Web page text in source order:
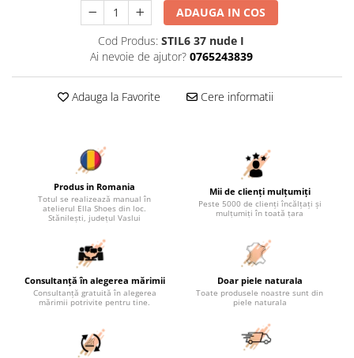
ADAUGA IN COS
Cod Produs: STIL6 37 nude I
Ai nevoie de ajutor? 0765243839
Adauga la Favorite Cere informatii
Produs in Romania
Totul se realizează manual în
atelierul Ella Shoes din loc.
Stănilești, județul Vaslui
Mii de clienți mulțumiți
Peste 5000 de clienți încălțați și
mulțumiți în toată țara
Consultanță în alegerea mărimii
Consultanță gratuită în alegerea
mărimii potrivite pentru tine.
Doar piele naturala
Toate produsele noastre sunt din
piele naturala